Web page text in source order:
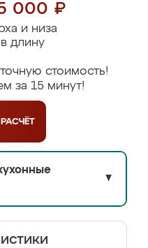
000 ₽
и низа
длину
стоимость!
за 15 минут!
РАСЧЁТ
▼